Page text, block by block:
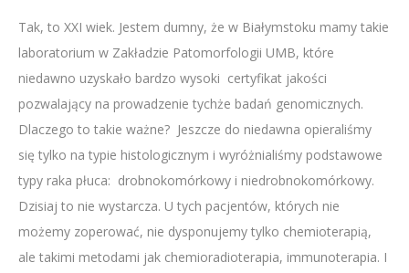
Tak, to XXI wiek. Jestem dumny, że w Białymstoku mamy takie
laboratorium w Zakładzie Patomorfologii UMB, które
niedawno uzyskało bardzo wysoki certyfikat jakości
pozwalający na prowadzenie tychże badań genomicznych.
Dlaczego to takie ważne? Jeszcze do niedawna opieraliśmy
się tylko na typie histologicznym i wyróżnialiśmy podstawowe
typy raka płuca: drobnokomórkowy i niedrobnokomórkowy.
Dzisiaj to nie wystarcza. U tych pacjentów, których nie
możemy zoperować, nie dysponujemy tylko chemioterapią,
ale takimi metodami jak chemioradioterapia, immunoterapia. I